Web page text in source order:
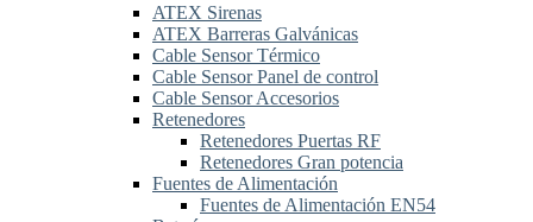
ATEX Sirenas
ATEX Barreras Galvánicas
Cable Sensor Térmico
Cable Sensor Panel de control
Cable Sensor Accesorios
Retenedores
Retenedores Puertas RF
Retenedores Gran potencia
Fuentes de Alimentación
Fuentes de Alimentación EN54